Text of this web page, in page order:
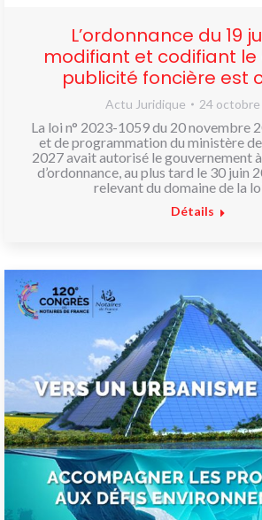
L’ordonnance du 19
modifiant et codifiant le
publicité foncière est
Actu Juridique 24 octobre
La loi n° 2023-1059 du 20 novembre
et de programmation du ministère
2027 avait autorisé le gouvernement
d’ordonnance, au plus tard le 30 juin
relevant du domaine de la
Détails